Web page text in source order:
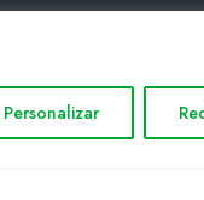
Personalizar
Aviso legal